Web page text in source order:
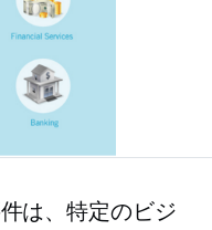
は、特定のビジ